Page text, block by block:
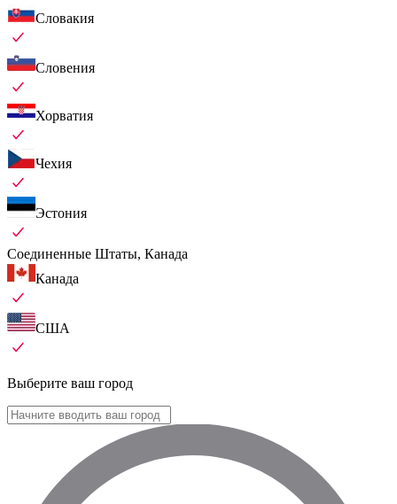
Словакия
Словения
Хорватия
Чехия
Эстония
Соединенные Штаты, Канада
Канада
США
Выберите ваш город